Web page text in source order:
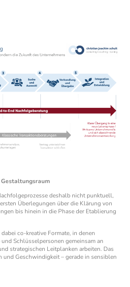
deshalb nicht punktuell,
Überlegungen über die Klärung von
bis hinein in die Phase der Etablierung
co-kreative Formate, in denen
Schlüsselpersonen gemeinsam an
strategischen Leitplanken arbeiten. Das
und Geschwindigkeit – gerade in sensiblen